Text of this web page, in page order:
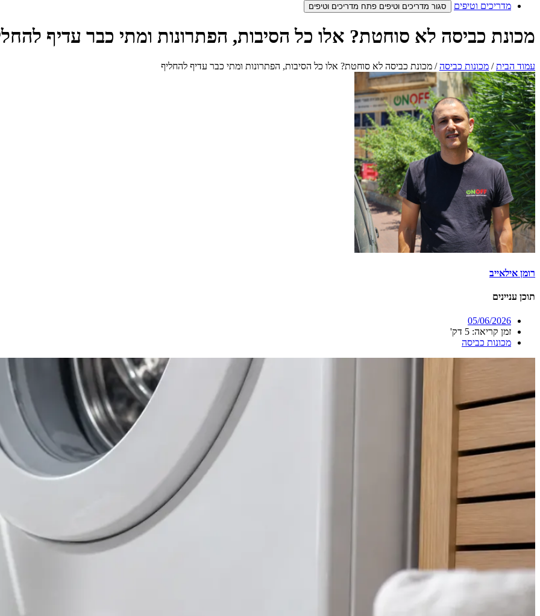
מדריכים וטיפים
סגור מדריכים וטיפים פתח מדריכים וטיפים
מכונת כביסה לא סוחטת? אלו כל הסיבות, הפתרונות ומתי כבר עדיף
עמוד הבית/ מכונות כביסה/ מכונת כביסה לא סוחטת? אלו כל הסיבות, הפתרונות ומתי כבר עדיף להחליף
רומן אילאייב
תוכן עניינים
05/06/2026
זמן קריאה: 5 דק'
מכונות כביסה